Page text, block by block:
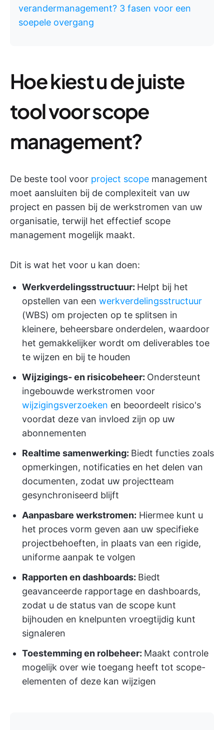
verandermanagement? 3 fasen voor een
soepele overgang
Hoe kiest u de juiste
tool voor scope
management?
De beste tool voor project scope management
moet aansluiten bij de complexiteit van uw
project en passen bij de werkstromen van uw
organisatie, terwijl het effectief scope
management mogelijk maakt.
Dit is wat het voor u kan doen:
Werkverdelingsstructuur: Helpt bij het
opstellen van een werkverdelingsstructuur
(WBS) om projecten op te splitsen in
kleinere, beheersbare onderdelen, waardoor
het gemakkelijker wordt om deliverables toe
te wijzen en bij te houden
Wijzigings- en risicobeheer: Ondersteunt
ingebouwde werkstromen voor
wijzigingsverzoeken en beoordeelt risico's
voordat deze van invloed zijn op uw
abonnementen
Realtime samenwerking: Biedt functies zoals
opmerkingen, notificaties en het delen van
documenten, zodat uw projectteam
gesynchroniseerd blijft
Aanpasbare werkstromen: Hiermee kunt u
het proces vorm geven aan uw specifieke
projectbehoeften, in plaats van een rigide,
uniforme aanpak te volgen
Rapporten en dashboards: Biedt
geavanceerde rapportage en dashboards,
zodat u de status van de scope kunt
bijhouden en knelpunten vroegtijdig kunt
signaleren
Toestemming en rolbeheer: Maakt controle
mogelijk over wie toegang heeft tot scope-
elementen of deze kan wijzigen